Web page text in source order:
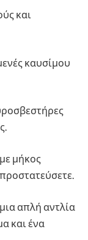
και
καυσίμου
μήκος
απλή αντλία
και ένα